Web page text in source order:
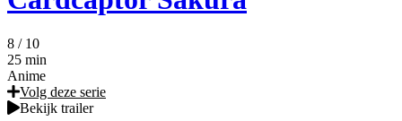
8 / 10
25 min
Anime
Volg deze serie
Bekijk trailer